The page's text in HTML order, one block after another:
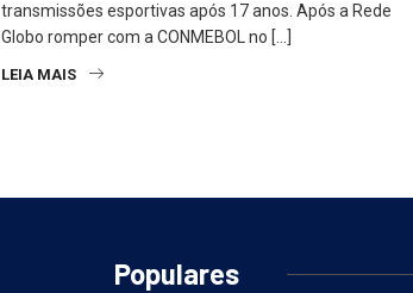
transmissões esportivas após 17 anos. Após a Rede
Globo romper com a CONMEBOL no […]
LEIA MAIS
Populares